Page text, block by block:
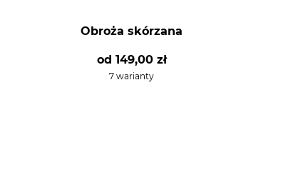
Obroża skórzana
od 149,00 zł
7 warianty